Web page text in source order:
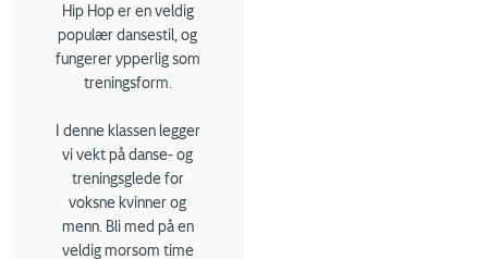
Hip Hop er en veldig
populær dansestil, og
fungerer ypperlig som
treningsform.
I denne klassen legger
vi vekt på danse- og
treningsglede for
voksne kvinner og
menn. Bli med på en
veldig morsom time